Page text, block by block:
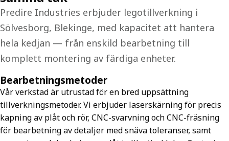
Predire Industries erbjuder legotillverkning i
Sölvesborg, Blekinge, med kapacitet att hantera
hela kedjan — från enskild bearbetning till
komplett montering av färdiga enheter.
Bearbetningsmetoder
Vår verkstad är utrustad för en bred uppsättning
tillverkningsmetoder. Vi erbjuder laserskärning för precis
kapning av plåt och rör, CNC-svarvning och CNC-fräsning
för bearbetning av detaljer med snäva toleranser, samt